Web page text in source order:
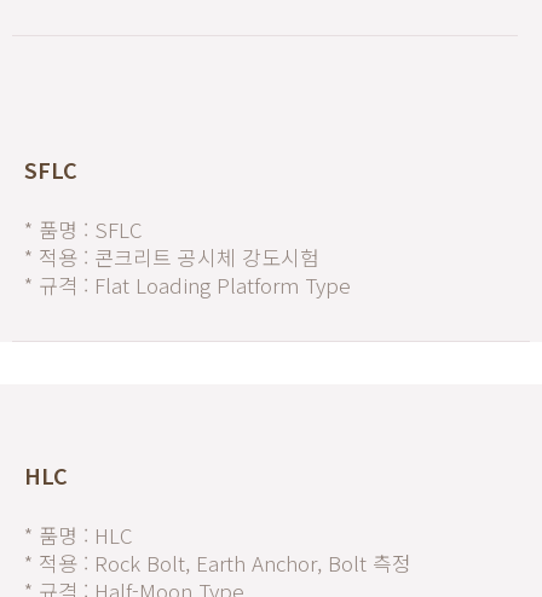
SFLC
* 품명 : SFLC
* 적용 : 콘크리트 공시체 강도시험
* 규격 : Flat Loading Platform Type
HLC
* 품명 : HLC
* 적용 : Rock Bolt, Earth Anchor, Bolt 측정
* 규격 : Half-Moon Type